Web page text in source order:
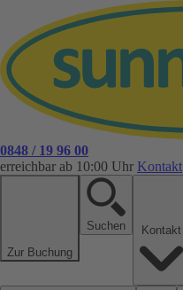
0848 / 19 96 00
erreichbar ab 10:00 Uhr Kontakt
Zur Buchung
Suchen